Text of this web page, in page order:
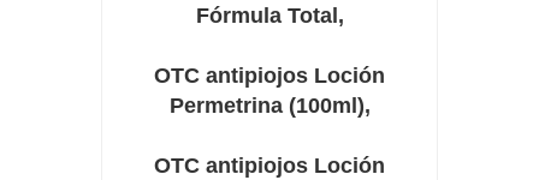
Fórmula Total,
OTC antipiojos Loción
Permetrina (100ml),
OTC antipiojos Loción